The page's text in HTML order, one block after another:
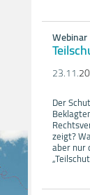
Webinar
23.11.20
Der
zeigt?
aber nur